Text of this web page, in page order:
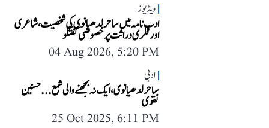
ویڈیوز
ادب نامہ میں ساحر لدھیانوی کی شخصیت، شاعری
اور فکری وراثت پر خصوصی گفتگو
04 Aug 2026, 5:20 PM
ادبی
ساحر لدھیانوی، ایک نہ بجھنے والی شمع... حسنین
نقوی
25 Oct 2025, 6:11 PM